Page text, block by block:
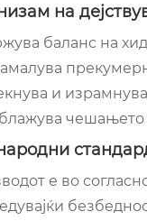
на
баланс на
и израмнува
чешањето
е во